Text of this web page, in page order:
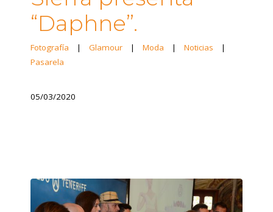
“Daphne”.
Fotografía | Glamour | Moda | Noticias
|
Pasarela
05/03/2020